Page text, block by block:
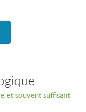
et souvent suffisant